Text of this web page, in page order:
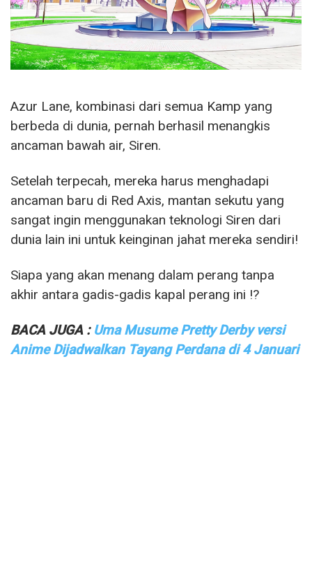
Azur Lane, kombinasi dari semua Kamp yang
berbeda di dunia, pernah berhasil menangkis
ancaman bawah air, Siren.
Setelah terpecah, mereka harus menghadapi
ancaman baru di Red Axis, mantan sekutu yang
sangat ingin menggunakan teknologi Siren dari
dunia lain ini untuk keinginan jahat mereka sendiri!
Siapa yang akan menang dalam perang tanpa
akhir antara gadis-gadis kapal perang ini !?
BACA JUGA : Uma Musume Pretty Derby versi
Anime Dijadwalkan Tayang Perdana di 4 Januari